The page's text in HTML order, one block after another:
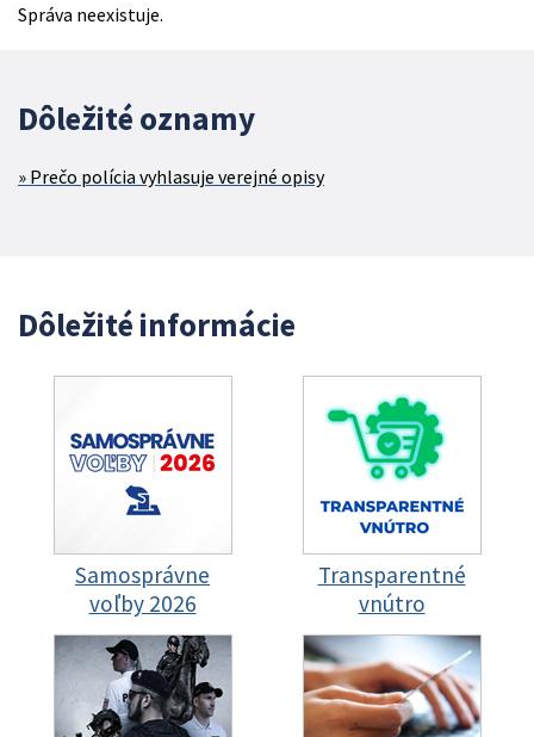
Správa neexistuje.
Dôležité oznamy
Prečo polícia vyhlasuje verejné opisy
Dôležité informácie
Samosprávne
voľby 2026
Transparentné
vnútro